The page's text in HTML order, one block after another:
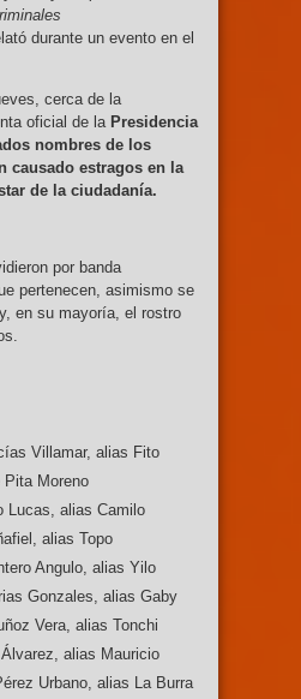
durante un evento en el
cerca de la
oficial de la Presidencia
nombres de los
causado estragos en la
de la ciudadanía.
por banda
pertenecen, asimismo se
en su mayoría, el rostro
Villamar, alias Fito
Pita Moreno
Lucas, alias Camilo
alias Topo
Angulo, alias Yilo
Gonzales, alias Gaby
Vera, alias Tonchi
alias Mauricio
Urbano, alias La Burra